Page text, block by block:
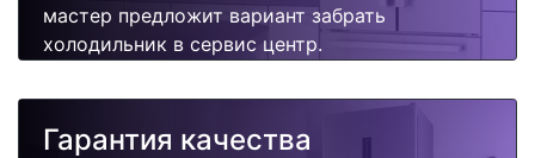
мастер предложит вариант забрать
холодильник в сервис центр.
Гарантия качества